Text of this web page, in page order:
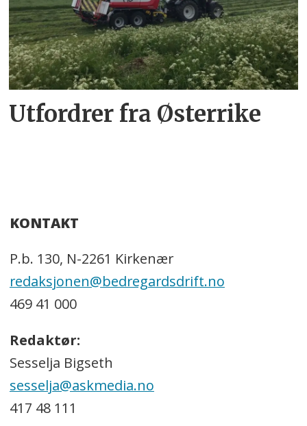
Utfordrer fra Østerrike
KONTAKT
P.b. 130, N-2261 Kirkenær
redaksjonen@bedregardsdrift.no
469 41 000
Redaktør:
Sesselja Bigseth
sesselja@askmedia.no
417 48 111